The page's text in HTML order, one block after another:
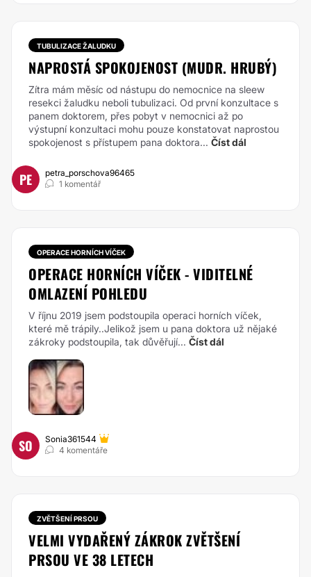
TUBULIZACE ŽALUDKU
NAPROSTÁ SPOKOJENOST (MUDR. HRUBÝ)
Zítra mám měsíc od nástupu do nemocnice na sleew
resekci žaludku neboli tubulizaci. Od první konzultace s
panem doktorem, přes pobyt v nemocnici až po
výstupní konzultaci mohu pouze konstatovat naprostou
spokojenost s přístupem pana doktora... Číst dál
PE
petra_porschova96465
1 komentář
OPERACE HORNÍCH VÍČEK
OPERACE HORNÍCH VÍČEK - VIDITELNÉ
OMLAZENÍ POHLEDU
V říjnu 2019 jsem podstoupila operaci horních víček,
které mě trápily..Jelikož jsem u pana doktora už nějaké
zákroky podstoupila, tak důvěřují... Číst dál
SO
Sonia361544
4 komentáře
ZVĚTŠENÍ PRSOU
VELMI VYDAŘENÝ ZÁKROK ZVĚTŠENÍ
PRSOU VE 38 LETECH